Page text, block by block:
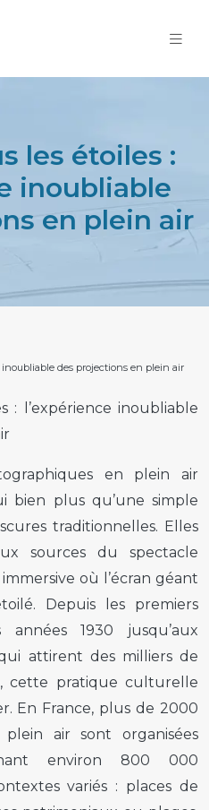
les étoiles :
inoubliable
en plein air
inoubliable des projections en plein air
: l’expérience inoubliable
en plein air
bien plus qu’une simple
traditionnelles. Elles
sources du spectacle
où l’écran géant
Depuis les premiers
années 1930 jusqu’aux
attirent des milliers de
cette pratique culturelle
En France, plus de 2000
air sont organisées
environ 800 000
variés : places de